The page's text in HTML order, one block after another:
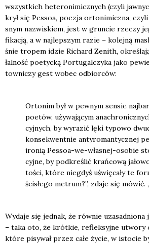
wszyst­kich hete­ro­ni­micz­nych (czy­li
krył się Pes­soa, poezja orto­ni­micz­na,
snym nazwi­skiem, jest w grun­cie rze­czy
fi­ka­cją, a w naj­lep­szym razie – kolej­ną
śnie tro­pem idzie Richard Zenith,
łal­ność poetyc­ką Por­tu­gal­czy­ka jako
tow­ni­czy gest wobec odbior­ców:
Orto­nim był w pew­nym sen­sie
poetów, uży­wa­ją­cym
cyj­nych, by wyra­zić lęki typo­wo
kon­se­kwent­nie anty­ro­man­tycz­nej
iro­nią Pes­soa-we-wła­snej-oso­bie
cyj­ne, by pod­kre­ślić krań­co­wą
to­ści, któ­re nie­gdyś uświę­ca­ły te
ści­słe­go metrum?”, zda­je się mówić.
Wyda­je się jed­nak, że rów­nie uza­sad­nio­na
– taka oto, że krót­kie, reflek­syj­ne utwo­ry
któ­re pisy­wał przez całe życie, w isto­cie